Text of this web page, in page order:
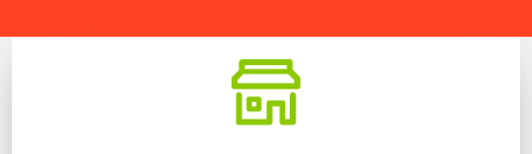
Вкладыши для мешков